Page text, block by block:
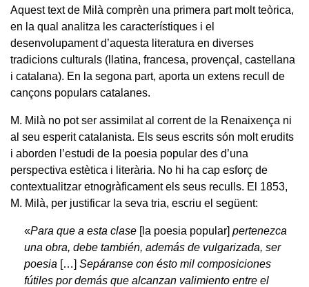
Aquest text de Milà comprèn una primera part molt teòrica,
en la qual analitza les característiques i el
desenvolupament d’aquesta literatura en diverses
tradicions culturals (llatina, francesa, provençal, castellana
i catalana). En la segona part, aporta un extens recull de
cançons populars catalanes.
M. Milà no pot ser assimilat al corrent de la Renaixença ni
al seu esperit catalanista. Els seus escrits són molt erudits
i aborden l’estudi de la poesia popular des d’una
perspectiva estètica i literària. No hi ha cap esforç de
contextualitzar etnogràficament els seus reculls. El 1853,
M. Milà, per justificar la seva tria, escriu el següent:
«Para que a esta clase [la poesia popular] pertenezca
una obra, debe también, además de vulgarizada, ser
poesia […] Sepáranse con ésto mil composiciones
fútiles por demás que alcanzan valimiento entre el